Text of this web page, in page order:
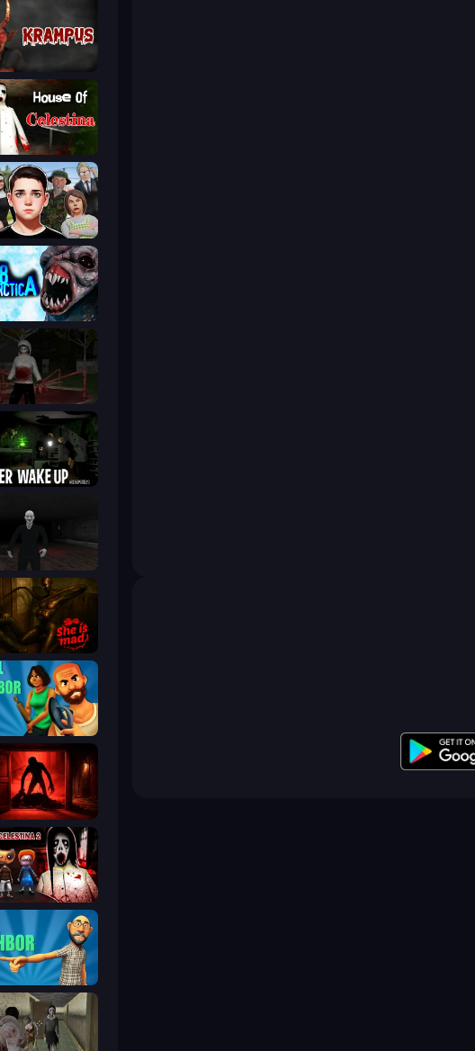
Krampus
House of Celestina
Antarctica 88
Brother Wake Up
Case: Smile
She is Mad
Evil Neighbor 2
Doors Castle
Evil Neighbor 3